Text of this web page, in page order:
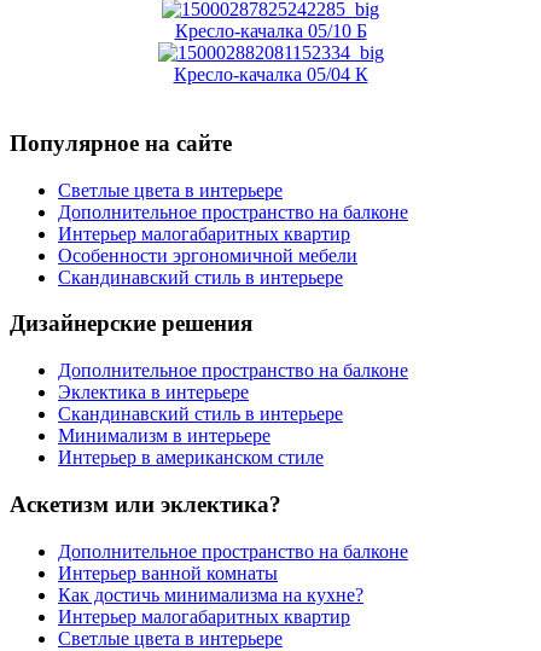
Кресло-качалка 05/10 Б
Кресло-качалка 05/04 К
Популярное на сайте
Светлые цвета в интерьере
Дополнительное пространство на балконе
Интерьер малогабаритных квартир
Особенности эргономичной мебели
Скандинавский стиль в интерьере
Дизайнерские решения
Дополнительное пространство на балконе
Эклектика в интерьере
Скандинавский стиль в интерьере
Минимализм в интерьере
Интерьер в американском стиле
Аскетизм или эклектика?
Дополнительное пространство на балконе
Интерьер ванной комнаты
Как достичь минимализма на кухне?
Интерьер малогабаритных квартир
Светлые цвета в интерьере